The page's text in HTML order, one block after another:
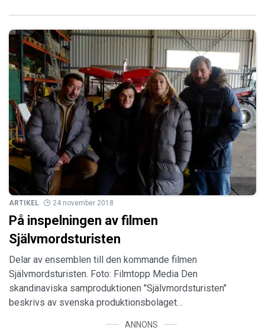
ARTIKEL 24 november 2018
På inspelningen av filmen
Självmordsturisten
Delar av ensemblen till den kommande filmen
Självmordsturisten. Foto: Filmtopp Media Den
skandinaviska samproduktionen "Självmordsturisten"
beskrivs av svenska produktionsbolaget…
ANNONS